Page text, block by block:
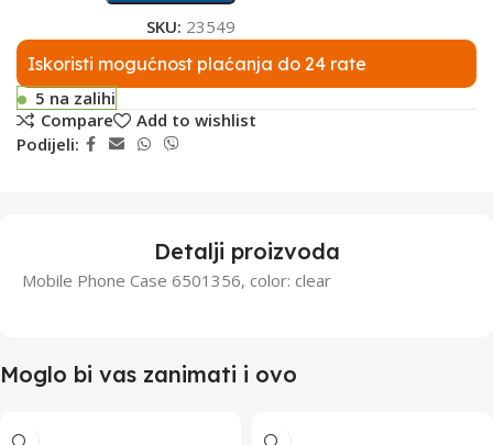
SKU: 23549
Iskoristi mogućnost plaćanja do 24 rate
5 na zalihi
Compare
Add to wishlist
Podijeli:
Detalji proizvoda
Mobile Phone Case 6501356, color: clear
Moglo bi vas zanimati i ovo